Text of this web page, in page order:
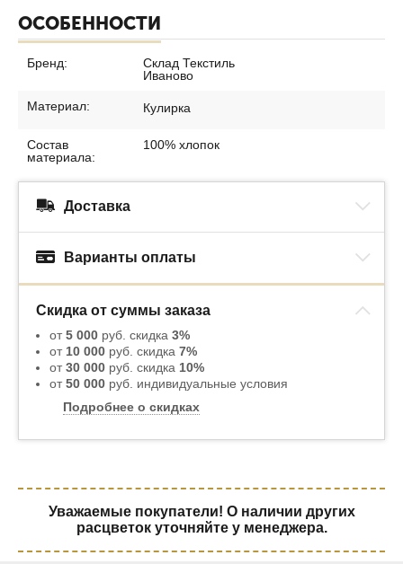
ОСОБЕННОСТИ
Бренд:
Склад Текстиль
Иваново
Материал: Кулирка
Состав
материала:
100% хлопок
Доставка
Варианты оплаты
Скидка от суммы заказа
от5 000 руб. скидка 3%
от 10 000 руб. скидка 7%
от30 000 руб. скидка 10%
от50 000 руб. индивидуальные условия
Подробнее о скидках
Уважаемые покупатели! О наличии других
расцветок уточняйте у менеджера.